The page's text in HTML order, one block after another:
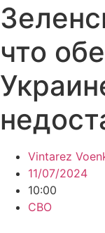
что
Vintarez
11/07/2024
10:00
СВО